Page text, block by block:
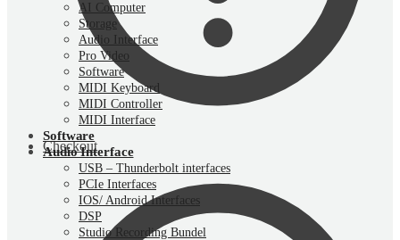
Checkout
AI Computer
Storage
Audio Interface
Pro Video
Software
MIDI Keyboard
MIDI Controller
MIDI Interface
Software
Audio Interface
USB – Thunderbolt interfaces
PCIe Interfaces
IOS/ Android Interfaces
DSP
Studio Recording Bundel